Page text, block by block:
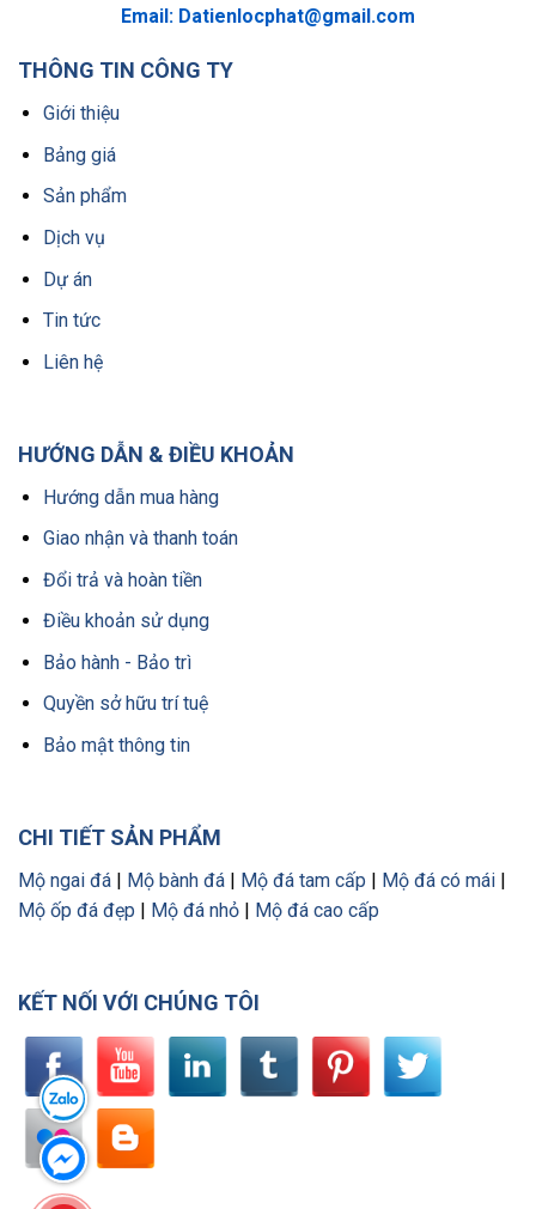
Email: Datienlocphat@gmail.com
THÔNG TIN CÔNG TY
Giới thiệu
Bảng giá
Sản phẩm
Dịch vụ
Dự án
Tin tức
Liên hệ
HƯỚNG DẪN & ĐIỀU KHOẢN
Hướng dẫn mua hàng
Giao nhận và thanh toán
Đổi trả và hoàn tiền
Điều khoản sử dụng
Bảo hành - Bảo trì
Quyền sở hữu trí tuệ
Bảo mật thông tin
CHI TIẾT SẢN PHẨM
Mộ ngai đá | Mộ bành đá | Mộ đá tam cấp | Mộ đá có mái |
Mộ ốp đá đẹp | Mộ đá nhỏ | Mộ đá cao cấp
KẾT NỐI VỚI CHÚNG TÔI